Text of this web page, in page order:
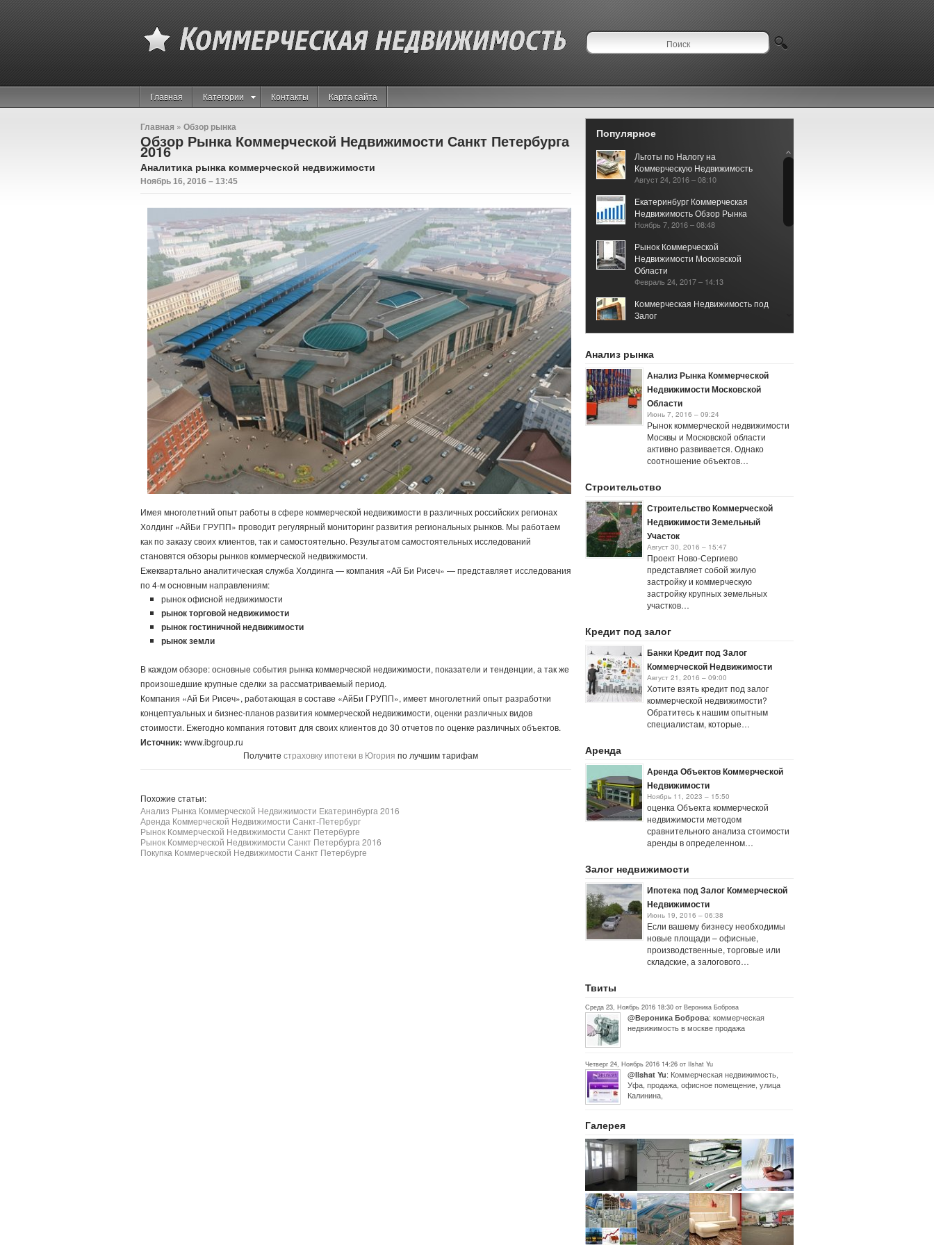
Главная Категории Контакты Карта сайта
Главная » Обзор рынка
Обзор Рынка Коммерческой Недвижимости Санкт Петербурга
2016
Аналитика рынка коммерческой недвижимости
Ноябрь 16, 2016 – 13:45
Имея многолетний опыт работы в сфере коммерческой недвижимости в различных российских регионах
Холдинг «АйБи ГРУПП» проводит регулярный мониторинг развития региональных рынков. Мы работаем
как по заказу своих клиентов, так и самостоятельно. Результатом самостоятельных исследований
становятся обзоры рынков коммерческой недвижимости.
Ежеквартально аналитическая служба Холдинга — компания «Ай Би Рисеч» — представляет исследования
по 4-м основным направлениям:
рынок офисной недвижимости
рынок торговой недвижимости
рынок гостиничной недвижимости
рынок земли
В каждом обзоре: основные события рынка коммерческой недвижимости, показатели и тенденции, а так же
произошедшие крупные сделки за рассматриваемый период.
Компания «Ай Би Рисеч», работающая в составе «АйБи ГРУПП», имеет многолетний опыт разработки
концептуальных и бизнес-планов развития коммерческой недвижимости, оценки различных видов
стоимости. Ежегодно компания готовит для своих клиентов до 30 отчетов по оценке различных объектов.
Источник: www.ibgroup.ru
Получите страховку ипотеки в Югория по лучшим тарифам
Похожие статьи:
Анализ Рынка Коммерческой Недвижимости Екатеринбурга 2016
Аренда Коммерческой Недвижимости Санкт-Петербург
Рынок Коммерческой Недвижимости Санкт Петербурге
Рынок Коммерческой Недвижимости Санкт Петербурга 2016
Покупка Коммерческой Недвижимости Санкт Петербурге
Популярное
Льготы по Налогу на
Коммерческую Недвижимость
Август 24, 2016 – 08:10
Екатеринбург Коммерческая
Недвижимость Обзор Рынка
Ноябрь 7, 2016 – 08:48
Рынок Коммерческой
Недвижимости Московской
Области
Февраль 24, 2017 – 14:13
Коммерческая Недвижимость под
Залог
Недвижимости
Сентябрь 8, 2016 – 06:49
Анализ рынка
Анализ Рынка Коммерческой
Недвижимости Московской
Области
Июнь 7, 2016 – 09:24
Рынок коммерческой недвижимости
Москвы и Московской области
активно развивается. Однако
соотношение объектов…
Строительство
Строительство Коммерческой
Недвижимости Земельный
Участок
Август 30, 2016 – 15:47
Проект Ново-Сергиево
представляет собой жилую
застройку и коммерческую
застройку крупных земельных
участков…
Кредит под залог
Банки Кредит под Залог
Коммерческой Недвижимости
Август 21, 2016 – 09:00
Хотите взять кредит под залог
коммерческой недвижимости?
Обратитесь к нашим опытным
специалистам, которые…
Аренда
Аренда Объектов Коммерческой
Недвижимости
Ноябрь 11, 2023 – 15:50
оценка Объекта коммерческой
недвижимости методом
сравнительного анализа стоимости
аренды в определенном…
Залог недвижимости
Ипотека под Залог Коммерческой
Недвижимости
Июнь 19, 2016 – 06:38
Если вашему бизнесу необходимы
новые площади – офисные,
производственные, торговые или
складские, а залогового…
Твиты
Среда 23, Ноябрь 2016 18:30 от Вероника Боброва
@Вероника Боброва: коммерческая
недвижимость в москве продажа
Четверг 24, Ноябрь 2016 14:26 от Ilshat Yu
@Ilshat Yu: Коммерческая недвижимость,
Уфа, продажа, офисное помещение, улица
Калинина,
Галерея